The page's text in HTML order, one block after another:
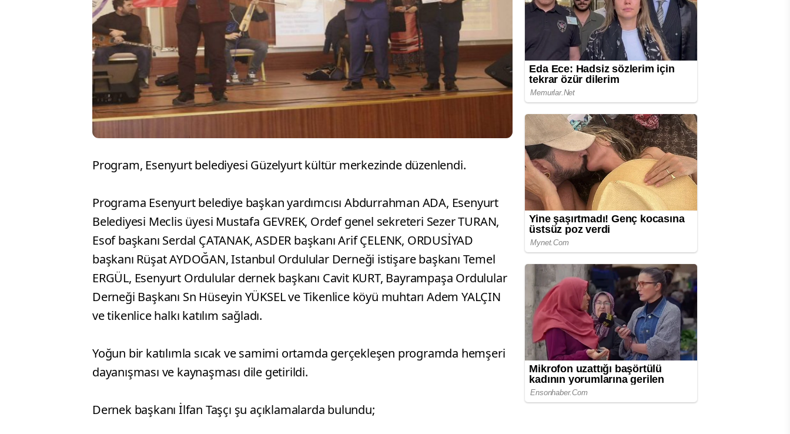
Program, Esenyurt belediyesi Güzelyurt kültür merkezinde düzenlendi.
Programa Esenyurt belediye başkan yardımcısı Abdurrahman ADA, Esenyurt
Belediyesi Meclis üyesi Mustafa GEVREK, Ordef genel sekreteri Sezer TURAN,
Esof başkanı Serdal ÇATANAK, ASDER başkanı Arif ÇELENK, ORDUSİYAD
başkanı Rüşat AYDOĞAN, Istanbul Ordulular Derneği istişare başkanı Temel
ERGÜL, Esenyurt Ordulular dernek başkanı Cavit KURT, Bayrampaşa Ordulular
Derneği Başkanı Sn Hüseyin YÜKSEL ve Tikenlice köyü muhtarı Adem YALÇIN
ve tikenlice halkı katılım sağladı.
Yoğun bir katılımla sıcak ve samimi ortamda gerçekleşen programda hemşeri
dayanışması ve kaynaşması dile getirildi.
Dernek başkanı İlfan Taşçı şu açıklamalarda bulundu;